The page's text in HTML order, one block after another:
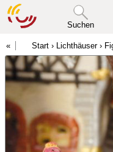
Suchen
Start › Lichthäuser›